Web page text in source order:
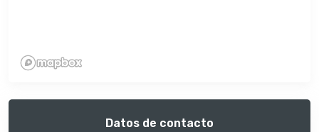
Datos de contacto